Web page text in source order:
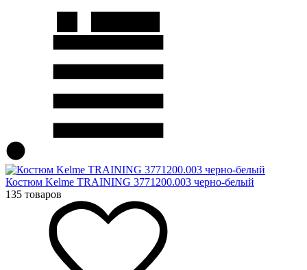
Костюм Kelme TRAINING 3771200.003 черно-белый
135 товаров